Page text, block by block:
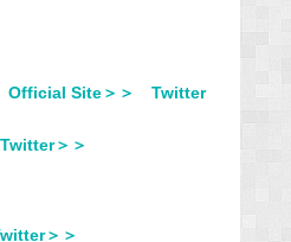
Official Site＞＞
Twitter
Twitter＞＞
＞＞